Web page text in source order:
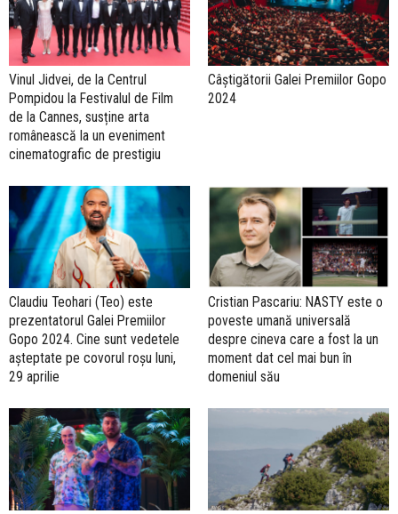
Vinul Jidvei, de la Centrul
Pompidou la Festivalul de Film
de la Cannes, susține arta
românească la un eveniment
cinematografic de prestigiu
Câștigătorii Galei Premiilor Gopo
2024
Claudiu Teohari (Teo) este
prezentatorul Galei Premiilor
Gopo 2024. Cine sunt vedetele
așteptate pe covorul roșu luni,
29 aprilie
Cristian Pascariu: NASTY este o
poveste umană universală
despre cineva care a fost la un
moment dat cel mai bun în
domeniul său